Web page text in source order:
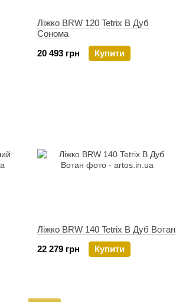
Ліжко BRW 120 Tetrix B Дуб
Сонома
20 493 грн
Купити
Ліжко BRW 140 Tetrix B Дуб Вотан
22 279 грн
Купити